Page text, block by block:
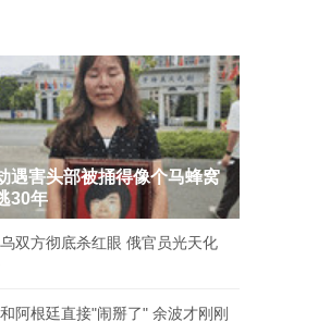
遇害头部被捅得像个马蜂窝
30年
双方彻底杀红眼 俄官员光天化
阿根廷直接"闹掰了" 余波才刚刚